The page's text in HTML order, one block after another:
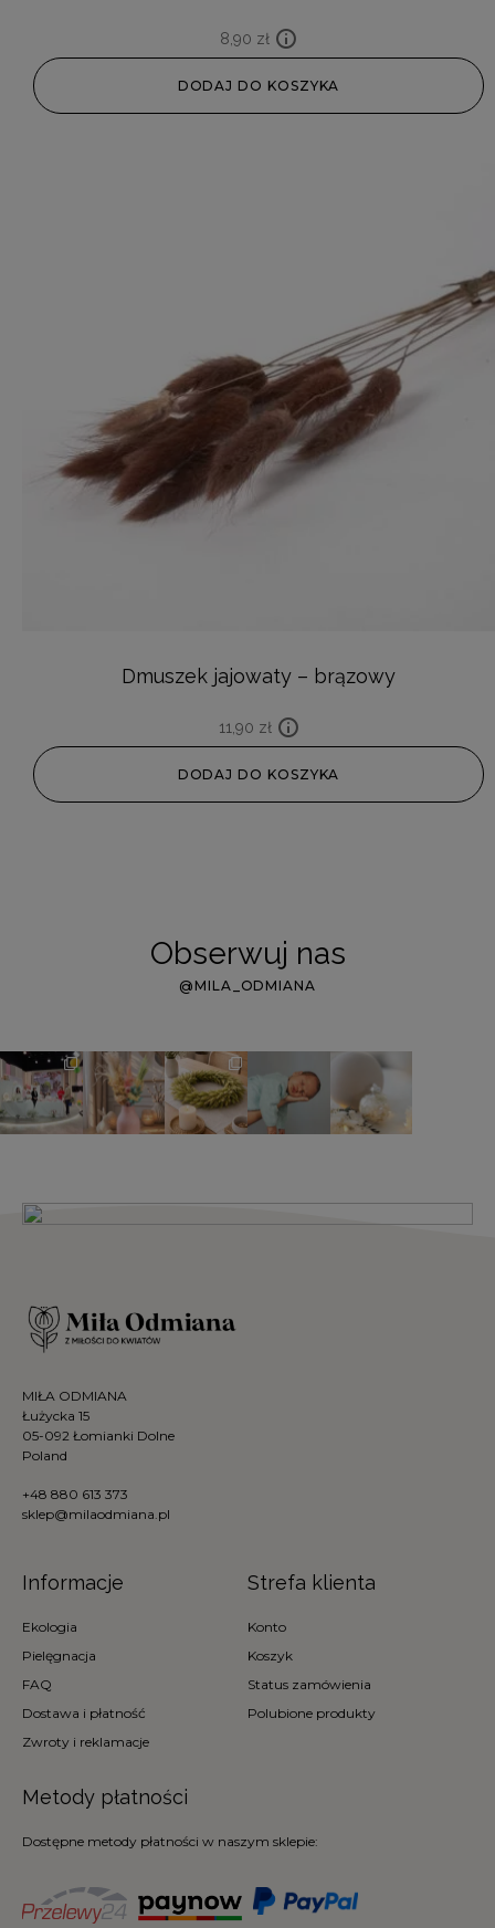
8,90 zł
DODAJ DO KOSZYKA
Dmuszek jajowaty – brązowy
11,90 zł
DODAJ DO KOSZYKA
Obserwuj nas
@MILA_ODMIANA
MIŁA ODMIANA
Łużycka 15
05-092 Łomianki Dolne
Poland
+48 880 613 373
sklep@milaodmiana.pl
Informacje
Ekologia
Pielęgnacja
FAQ
Dostawa i płatność
Zwroty i reklamacje
Strefa klienta
Konto
Koszyk
Status zamówienia
Polubione produkty
Metody płatności
Dostępne metody płatności w naszym sklepie: